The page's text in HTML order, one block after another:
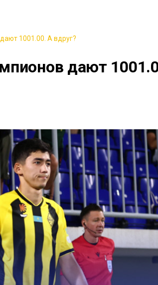
1001.00. А вдруг?
дают